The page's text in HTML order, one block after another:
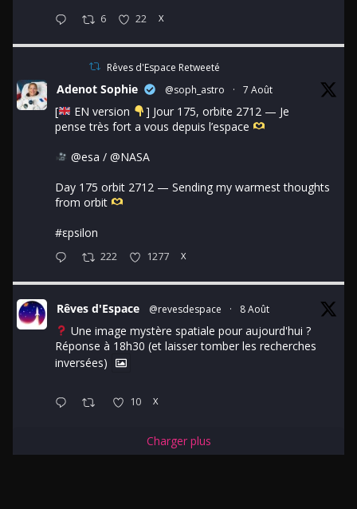
6 22 X
Rêves d'Espace Retweeté
Adenot Sophie @soph_astro · 7 Août
[ EN version
] Jour 175, orbite 2712 — Je
pense très fort a vous depuis l’espace
@esa / @NASA
Day 175 orbit 2712 — Sending my warmest thoughts
from orbit
#εpsilon
222 1277 X
Rêves d'Espace @revesdespace · 8 Août
Une image mystère spatiale pour aujourd'hui ?
Réponse à 18h30 (et laisser tomber les recherches
inversées)
10 X
Charger plus